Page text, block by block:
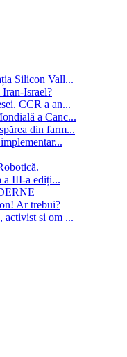
Silicon Vall...
Israel?
CCR a an...
a Canc...
din farm...
a III-a ediți...
Ar trebui?
activist si om ...